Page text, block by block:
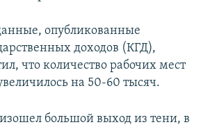
опубликованные
доходов (КГД),
что количество рабочих мест
на 50-60 тысяч.
большой выход из тени, в